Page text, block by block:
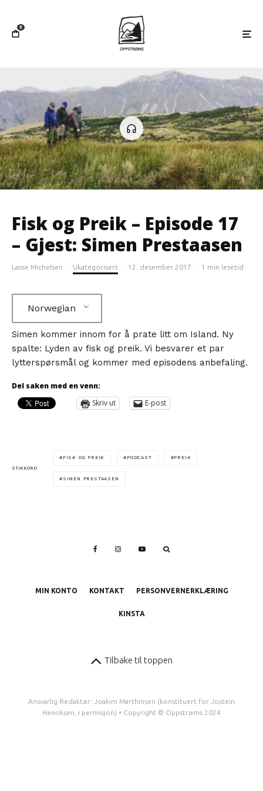
0
Fisk og Preik – Episode 17
– Gjest: Simen Prestaasen
Lasse Michelsen · Ukategorisert · 12. desember 2017 · 1 min lesetid
Norwegian
Simen kommer innom for å prate litt om Island. Ny
spalte: Lyden av fisk og preik. Vi besvarer et par
lytterspørsmål og kommer med episodens anbefaling.
Del saken med en venn:
Skriv ut
E-post
STIKKORD
FISK OG PREIK PODCAST PREIK
SIMEN PRESTAASEN
MIN KONTO KONTAKT PERSONVERNERKLÆRING
KINSTA
Tilbake til toppen
Ansvarlig Redaktør: Joakim Marthinsen (konstituert for Jostein
Henriksen, i permisjon) • Copyright © Oppstrøms 2024